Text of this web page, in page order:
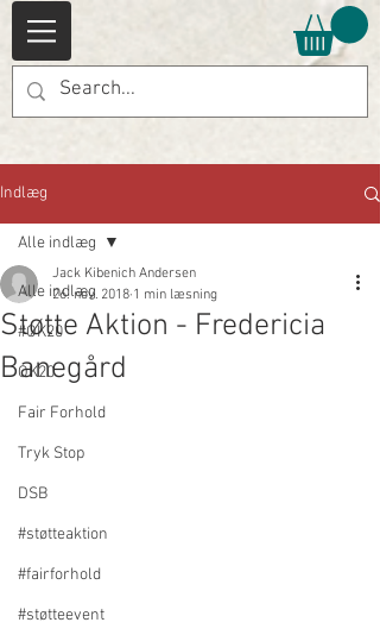
Indlæg
Alle indlæg
#OK20
OK20
Fair Forhold
Tryk Stop
DSB
#støtteaktion
#fairforhold
#støtteevent
Alle indlæg
Støtte Aktion - Fredericia
Banegård
Jack Kibenich Andersen
26. nov. 2018 1 min læsning